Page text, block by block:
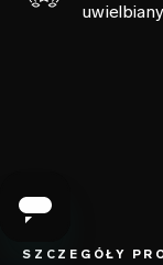
SZCZEGÓŁY